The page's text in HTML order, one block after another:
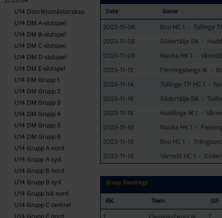
U14 Distriktsmästerskap
U14 DM A-slutspel
U14 DM B-slutspel
U14 DM C-slutspel
U14 DM D-slutspel
U14 DM E-slutspel
U14 DM Grupp 1
U14 DM Grupp 2
U14 DM Grupp 3
U14 DM Grupp 4
U14 DM Grupp 5
U14 DM Grupp 6
U14 Grupp A nord
U14 Grupp A syd
U14 Grupp B nord
U14 Grupp B syd
U14 Grupp blå nord
U14 Grupp C central
U14 Grupp C nord
Date Game
2023-11-06 Boo HC 1 - Tullinge
2023-11-08
Södertälje SK -
2023-11-09
Nacka HK 1 - Värmdö
2023-11-12
Flemingsbergs IK -
2023-11-14
Tullinge TP HC 1 -
2023-11-16
Södertälje SK -
2023-11-18
Huddinge IK 1 -
2023-11-19
Nacka HK 1 -
2023-11-19
Boo HC 1 -
2023-11-19
Värmdö HC 1 -
Group Standings
RK Team GP